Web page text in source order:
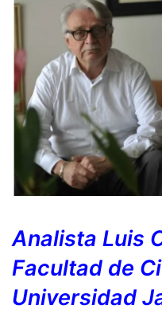
Analista Luis
Facultad de
Universidad